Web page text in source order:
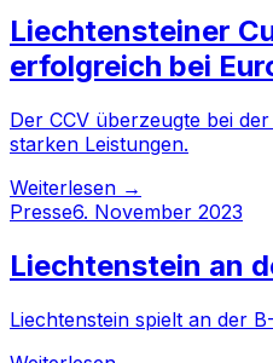
Liechtensteiner
erfolgreich bei
Der CCV überzeugte bei
starken Leistungen.
Weiterlesen →
Presse6. November 2023
Liechtenstein an
Liechtenstein spielt an der